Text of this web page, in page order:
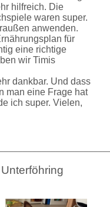
hilfreich. Die
waren super.
anwenden.
für
eine richtige
wir Timis
dankbar. Und dass
man eine Frage hat
ich super. Vielen,